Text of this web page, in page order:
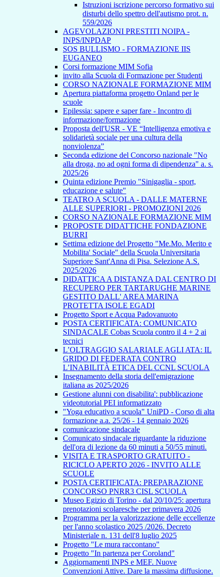
Istruzioni iscrizione percorso formativo sui
disturbi dello spettro dell'autismo prot. n.
559/2026
AGEVOLAZIONI PRESTITI NOIPA -
INPS/INPDAP
SOS BULLISMO - FORMAZIONE IIS
EUGANEO
Corsi formazione MIM Sofia
invito alla Scuola di Formazione per Studenti
CORSO NAZIONALE FORMAZIONE MIM
Apertura piattaforma progetto Onland per le
scuole
Epilessia: sapere e saper fare - Incontro di
informazione/formazione
Proposta dell'USR - VE “Intelligenza emotiva e
solidarietà sociale per una cultura della
nonviolenza”
Seconda edizione del Concorso nazionale "No
alla droga, no ad ogni forma di dipendenza" a. s.
2025/26
Quinta edizione Premio "Sinigaglia - sport,
educazione e salute"
TEATRO A SCUOLA - DALLE MATERNE
ALLE SUPERIORI - PROMOZIONI 2026
CORSO NAZIONALE FORMAZIONE MIM
PROPOSTE DIDATTICHE FONDAZIONE
BURRI
Settima edizione del Progetto "Me.Mo. Merito e
Mobilita' Sociale" della Scuola Universitaria
Superiore Sant'Anna di Pisa. Selezione A.S.
2025/2026
DIDATTICA A DISTANZA DAL CENTRO DI
RECUPERO PER TARTARUGHE MARINE
GESTITO DALL' AREA MARINA
PROTETTA ISOLE EGADI
Progetto Sport e Acqua Padovanuoto
POSTA CERTIFICATA: COMUNICATO
SINDACALE Cobas Scuola contro il 4 + 2 ai
tecnici
L’OLTRAGGIO SALARIALE AGLI ATA: IL
GRIDO DI FEDERATA CONTRO
L’INABILITÀ ETICA DEL CCNL SCUOLA
Insegnamento della storia dell'emigrazione
italiana as 2025/2026
Gestione alunni con disabilita': pubblicazione
videotutorial PEI informatizzato
"Yoga educativo a scuola" UniPD - Corso di alta
formazione a.a. 25/26 - 14 gennaio 2026
comunicazione sindacale
Comunicato sindacale riguardante la riduzione
dell'ora di lezione da 60 minuti a 50/55 minuti.
VISITA E TRASPORTO GRATUITO -
RICICLO APERTO 2026 - INVITO ALLE
SCUOLE
POSTA CERTIFICATA: PREPARAZIONE
CONCORSO PNRR3 CISL SCUOLA
Museo Egizio di Torino - dal 20/10/25: apertura
prenotazioni scolaresche per primavera 2026
Programma per la valorizzazione delle eccellenze
per l'anno scolastico 2025 /2026. Decreto
Ministeriale n. 131 dell'8 luglio 2025
Progetto "Le mura raccontano"
Progetto "In partenza per Coroland"
Aggiornamenti INPS e MEF. Nuove
Convenzioni Attive. Dare la massima diffusione.